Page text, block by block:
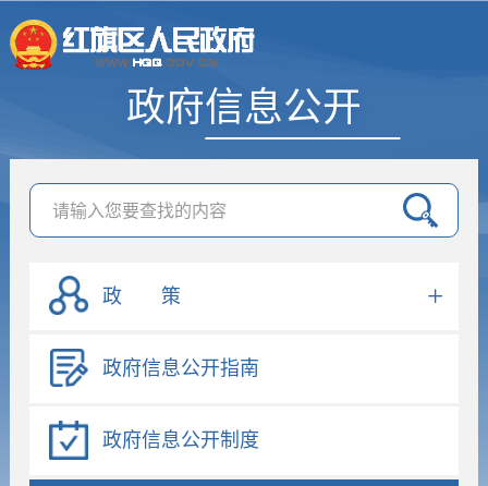
政府信息公开
政 策
政府信息公开指南
政府信息公开制度